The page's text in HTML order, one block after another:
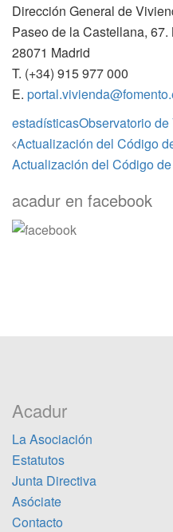
Dirección General de
Paseo de la Castellana,
28071 Madrid
T. (+34) 915 977 000
E.
estadísticasObservatorio
Navegación
de
entradas
Actualización del Código
Actualización del Código
acadur en facebook
Acadur
La Asociación
Estatutos
Junta Directiva
Asóciate
Contacto